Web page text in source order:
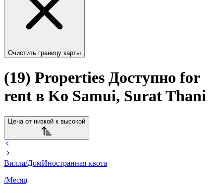
Очистить границу карты
(19) Properties Доступно for
rent в Ko Samui, Surat Thani
Цена от низкой к высокой
Вилла/ДомИностранная квота
/Месяц